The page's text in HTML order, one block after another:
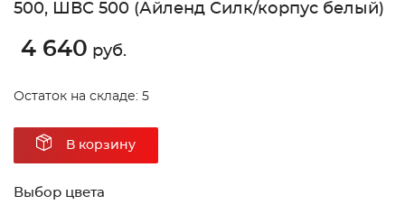
500, ШВС 500 (Айленд Силк/корпус белый)
4 640 руб.
Остаток на складе: 5
В корзину
Выбор цвета